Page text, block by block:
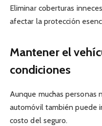
Eliminar coberturas
afectar la protección
Mantener el
condiciones
Aunque muchas personas
automóvil también puede
costo del seguro.